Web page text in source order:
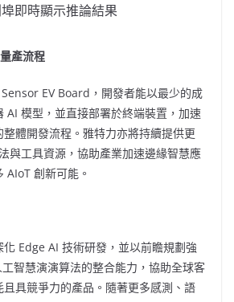
即時顯示推論結果
產流程
EV Board，開發者能以最少的成
AI 模型，並直接部署於終端裝置，加速
體開發流程。雅特力亦將持續提供更
與工具資源，協助產業加速邊緣智慧應
AIoT 創新可能。
化 Edge AI 技術研發，並以前瞻規劃強
智慧演演算法的整合能力，協助全球客
且具競爭力的產品。隨著更多感測、語